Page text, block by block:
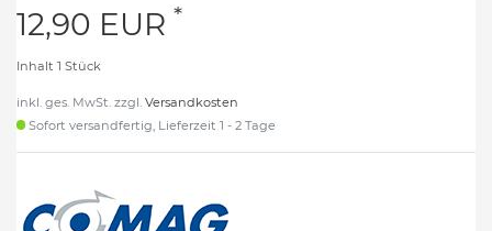
12,90 EUR *
Inhalt 1 Stück
inkl. ges. MwSt. zzgl. Versandkosten
Sofort versandfertig, Lieferzeit 1 - 2 Tage